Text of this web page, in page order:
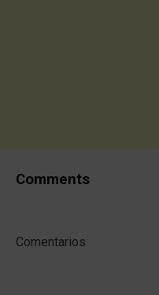
Comments
Comentarios